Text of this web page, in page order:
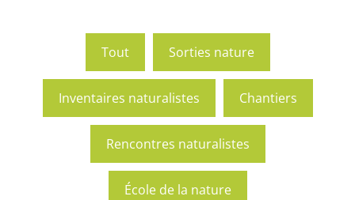
Tout Sorties nature
Inventaires naturalistes Chantiers
Rencontres naturalistes
École de la nature